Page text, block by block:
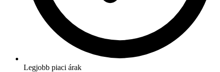
Legjobb piaci árak